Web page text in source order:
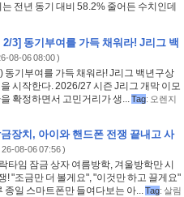
전년 동기 대비 58.2% 줄어든 수치인데
3] 동기부여를 가득 채워라! J리그 백
08-06 08:00 )
동기부여를 가득 채워라! J리그 백년구상
시작한다. 2026/27 시즌 J리그 개막 이모
확정하면서 고민거리가 생...Tag: 오렌지
장치, 아이와 핸드폰 전쟁 끝내고 사
08-06 07:56 )
타임 잠금 상자 여름방학, 겨울방학만 시
! "조금만 더 볼게요", "이것만 하고 끌게요"
종일 스마트폰만 들여다보는 아...Tag: 살림